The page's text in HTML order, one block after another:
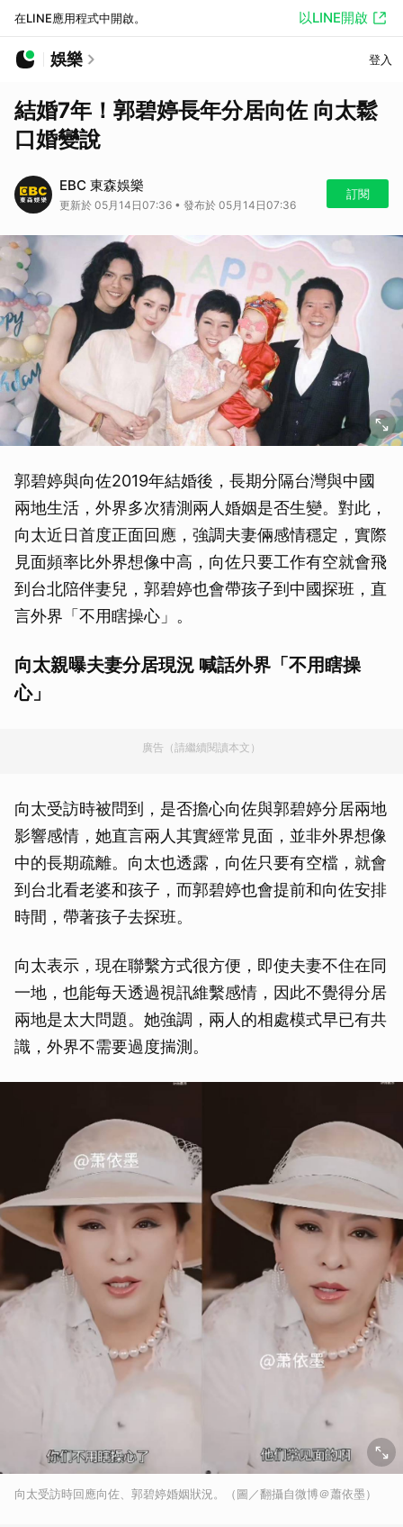
在LINE應用程式中開啟。 以LINE開啟
娛樂 登入
結婚7年！郭碧婷長年分居向佐 向太鬆
口婚變說
EBC 東森娛樂
更新於 05月14日07:36 • 發布於 05月14日07:36
訂閱
郭碧婷與向佐2019年結婚後，長期分隔台灣與中國
兩地生活，外界多次猜測兩人婚姻是否生變。對此，
向太近日首度正面回應，強調夫妻倆感情穩定，實際
見面頻率比外界想像中高，向佐只要工作有空就會飛
到台北陪伴妻兒，郭碧婷也會帶孩子到中國探班，直
言外界「不用瞎操心」。
向太親曝夫妻分居現況 喊話外界「不用瞎操
心」
廣告（請繼續閱讀本文）
向太受訪時被問到，是否擔心向佐與郭碧婷分居兩地
影響感情，她直言兩人其實經常見面，並非外界想像
中的長期疏離。向太也透露，向佐只要有空檔，就會
到台北看老婆和孩子，而郭碧婷也會提前和向佐安排
時間，帶著孩子去探班。
向太表示，現在聯繫方式很方便，即使夫妻不住在同
一地，也能每天透過視訊維繫感情，因此不覺得分居
兩地是太大問題。她強調，兩人的相處模式早已有共
識，外界不需要過度揣測。
向太受訪時回應向佐、郭碧婷婚姻狀況。（圖／翻攝自微博＠蕭依墨）